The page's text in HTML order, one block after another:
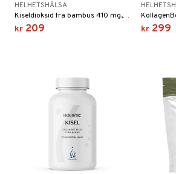
HELHETSHÄLSA
Kiseldioksid fra bambus 410 mg, hvorav 140 mg ren kisel.
kr 209 kr 299